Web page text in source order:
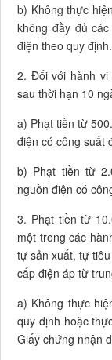
b) Không thực
không đầy đủ
điện theo quy định.
2. Đối với hành vi
sau thời hạn 10
a) Phạt tiền từ
điện có công suất
b) Phạt tiền từ
nguồn điện có
3. Phạt tiền từ
một trong các
tự sản xuất, tự
cấp điện áp từ
a) Không thực
quy định hoặc
Giấy chứng nhận